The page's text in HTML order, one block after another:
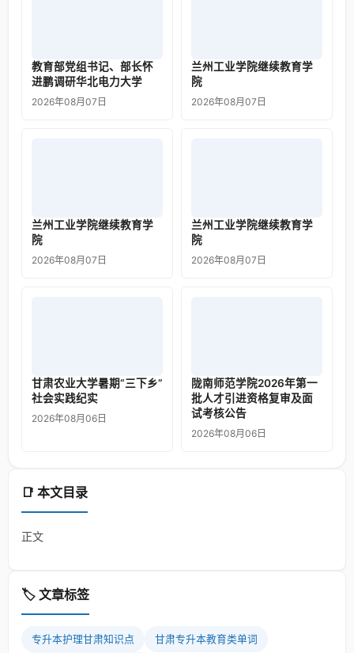
📑 本文目录
正文
🏷️ 文章标签
专升本护理甘肃知识点 甘肃专升本教育类单词
教育部党组书记、部长怀
进鹏调研华北电力大学
2026年08月07日
兰州工业学院继续教育学
院
2026年08月07日
兰州工业学院继续教育学
院
2026年08月07日
兰州工业学院继续教育学
院
2026年08月07日
甘肃农业大学暑期“三下乡”
社会实践纪实
2026年08月06日
陇南师范学院2026年第一
批人才引进资格复审及面
试考核公告
2026年08月06日